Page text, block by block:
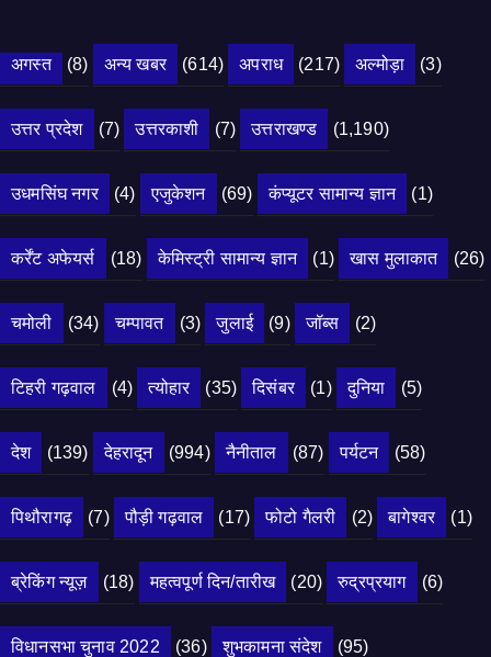
अगस्त (8) अन्य खबर (614) अपराध (217) अल्मोड़ा (3)
उत्तर प्रदेश (7) उत्तरकाशी (7) उत्तराखण्ड (1,190)
उधमसिंघ नगर (4) एजुकेशन (69) कंप्यूटर सामान्य ज्ञान (1)
कर्रेंट अफेयर्स (18) केमिस्ट्री सामान्य ज्ञान (1) खास मुलाकात (26)
चमोली (34) चम्पावत (3) जुलाई (9) जॉब्स (2)
टिहरी गढ़वाल (4) त्योहार (35) दिसंबर (1) दुनिया (5)
देश (139) देहरादून (994) नैनीताल (87) पर्यटन (58)
पिथौरागढ़ (7) पौड़ी गढ़वाल (17) फोटो गैलरी (2) बागेश्वर (1)
ब्रेकिंग न्यूज़ (18) महत्वपूर्ण दिन/तारीख (20) रुद्रप्रयाग (6)
विधानसभा चुनाव 2022 (36) शुभकामना संदेश (95)